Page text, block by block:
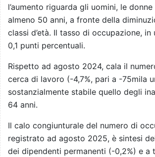
l’aumento riguarda gli uomini, le donne
almeno 50 anni, a fronte della
classi d’età. Il tasso di occupazione, in
0,1 punti percentuali.
Rispetto ad agosto 2024, cala il
cerca di lavoro (-4,7%, pari a -75mila
sostanzialmente stabile quello degli
64 anni.
Il calo congiunturale del numero di
registrato ad agosto 2025, è sintesi
dei dipendenti permanenti (-0,2%) e a